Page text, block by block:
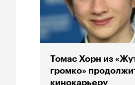
Томас Хорн из
громко»
кинокарьеру